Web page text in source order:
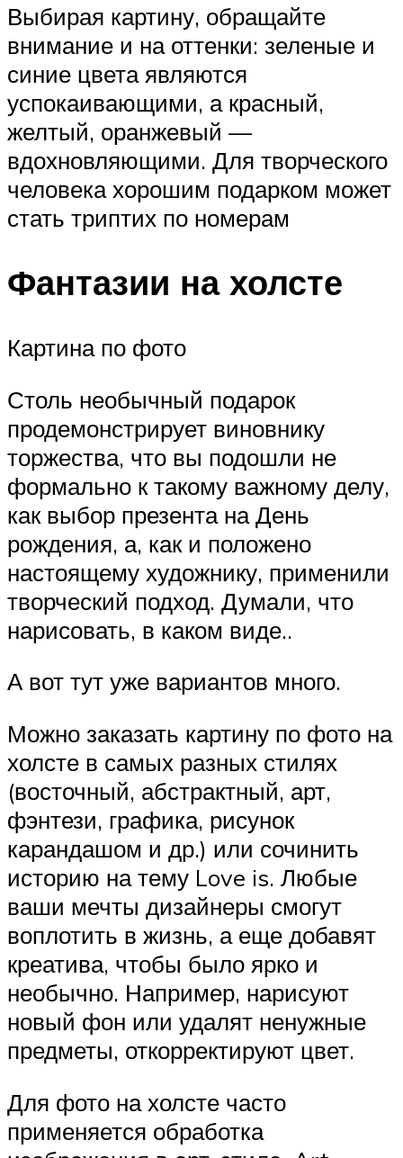
Выбирая картину, обращайте
внимание и на оттенки: зеленые и
синие цвета являются
успокаивающими, а красный,
желтый, оранжевый —
вдохновляющими. Для творческого
человека хорошим подарком может
стать триптих по номерам
Фантазии на холсте
Картина по фото
Столь необычный подарок
продемонстрирует виновнику
торжества, что вы подошли не
формально к такому важному делу,
как выбор презента на День
рождения, а, как и положено
настоящему художнику, применили
творческий подход. Думали, что
нарисовать, в каком виде..
А вот тут уже вариантов много.
Можно заказать картину по фото на
холсте в самых разных стилях
(восточный, абстрактный, арт,
фэнтези, графика, рисунок
карандашом и др.) или сочинить
историю на тему Love is. Любые
ваши мечты дизайнеры смогут
воплотить в жизнь, а еще добавят
креатива, чтобы было ярко и
необычно. Например, нарисуют
новый фон или удалят ненужные
предметы, откорректируют цвет.
Для фото на холсте часто
применяется обработка